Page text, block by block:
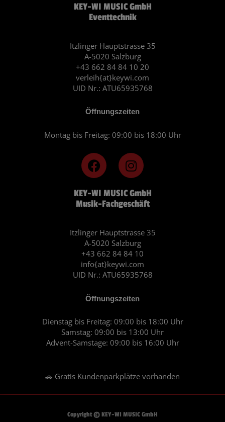
KEY-WI MUSIC GmbH
Musik-Fachgeschäft
Itzlinger Hauptstrasse 35
A-5020 Salzburg
+43 662 84 84 10
info{at}keywi.com
UID Nr.: ATU65935768
Öffnungszeiten
Dienstag bis Freitag: 09:00 bis 18:00 Uhr
Samstag: 09:00 bis 13:00 Uhr
Advent-Samstage: 09:00 bis 16:00 Uhr
🚗 Gratis Kundenparkplätze vorhanden
F
a
c
e
b
o
k
I
n
s
t
a
r
a
m
KEY-WI MUSIC GmbH
Eventtechnik
Itzlinger Hauptstrasse 35
A-5020 Salzburg
+43 662 84 84 10 20
verleih{at}keywi.com
UID Nr.: ATU65935768
Öffnungszeiten
Montag bis Freitag: 09:00 bis 18:00 Uhr
Copyright © KEY-WI MUSIC GmbH